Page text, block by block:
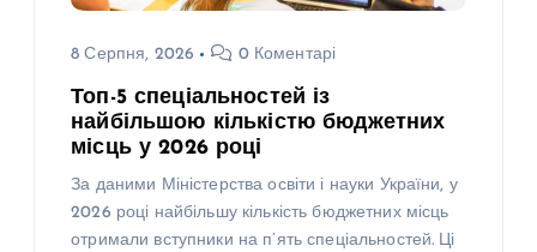
8 Серпня, 2026 0 Коментарі
Топ-5 спеціальностей із
найбільшою кількістю бюджетних
місць у 2026 році
За даними Міністерства освіти і науки України, у
2026 році найбільшу кількість бюджетних місць
отримали вступники на п’ять спеціальностей. Ці